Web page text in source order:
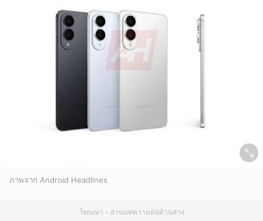
ภาพจาก Android Headlines
โฆษณา - อ่านบทความต่อด้านล่าง